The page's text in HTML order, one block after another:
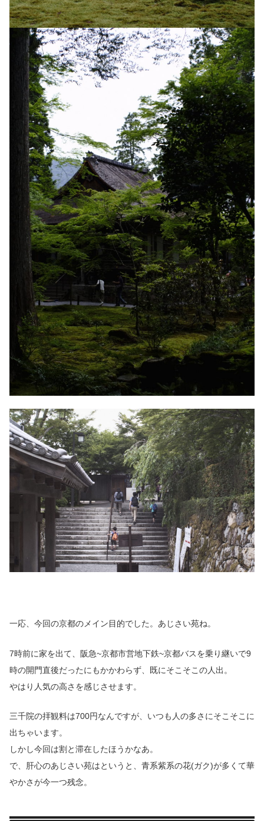
一応、今回の京都のメイン目的でした。あじさい苑ね。
7時前に家を出て、阪急~京都市営地下鉄~京都バスを乗り継いで9
時の開門直後だったにもかかわらず、既にそこそこの人出。
やはり人気の高さを感じさせます。
三千院の拝観料は700円なんですが、いつも人の多さにそこそこに
出ちゃいます。
しかし今回は割と滞在したほうかなあ。
で、肝心のあじさい苑はというと、青系紫系の花(ガク)が多くて華
やかさが今一つ残念。